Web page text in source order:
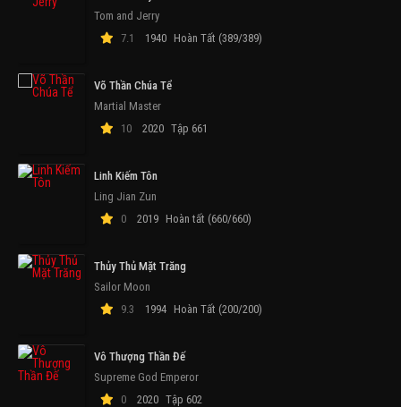
Tom and Jerry
7.1
1940 Hoàn Tất (389/389)
Võ Thần Chúa Tể
Martial Master
10
2020 Tập 661
Linh Kiếm Tôn
Ling Jian Zun
0
2019 Hoàn tất (660/660)
Thủy Thủ Mặt Trăng
Sailor Moon
9.3
1994 Hoàn Tất (200/200)
Vô Thượng Thần Đế
Supreme God Emperor
0
2020 Tập 602